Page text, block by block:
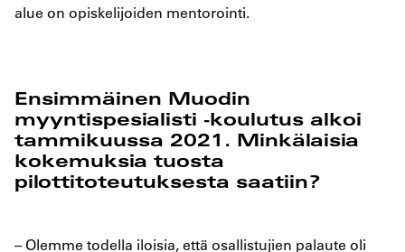
alue on opiskelijoiden mentorointi.
Ensimmäinen Muodin
myyntispesialisti -koulutus alkoi
tammikuussa 2021. Minkälaisia
kokemuksia tuosta
pilottitoteutuksesta saatiin?
– Olemme todella iloisia, että osallistujien palaute oli